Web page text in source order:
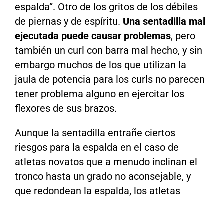
espalda”. Otro de los gritos de los débiles
de piernas y de espíritu. Una sentadilla mal
ejecutada puede causar problemas, pero
también un curl con barra mal hecho, y sin
embargo muchos de los que utilizan la
jaula de potencia para los curls no parecen
tener problema alguno en ejercitar los
flexores de sus brazos.
Aunque la sentadilla entrañe ciertos
riesgos para la espalda en el caso de
atletas novatos que a menudo inclinan el
tronco hasta un grado no aconsejable, y
que redondean la espalda, los atletas